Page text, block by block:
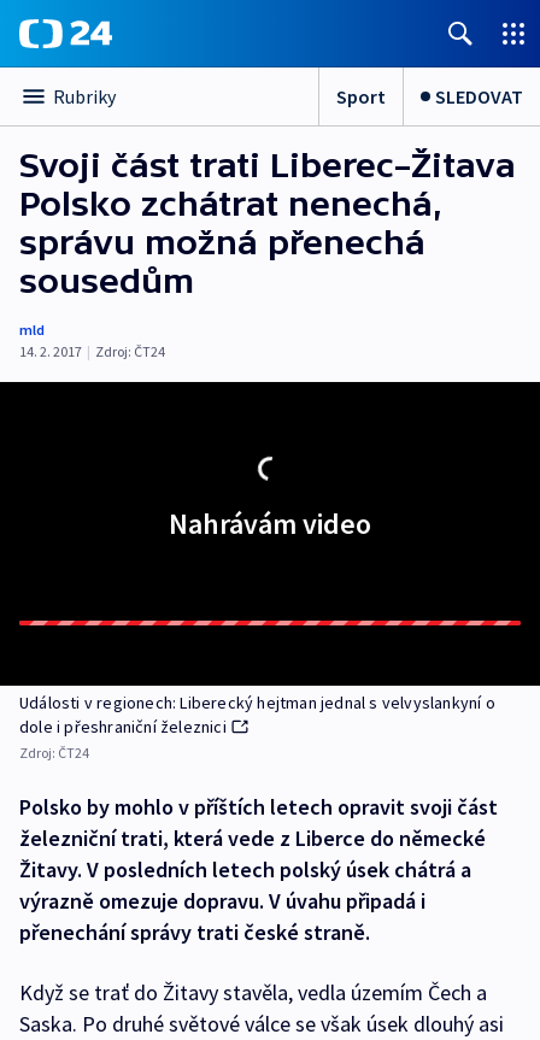
Rubriky Sport SLEDOVAT
Svoji část trati Liberec–Žitava
Polsko zchátrat nenechá,
správu možná přenechá
sousedům
mld
14. 2. 2017 | Zdroj: ČT24
Nahrávám video
Události v regionech: Liberecký hejtman jednal s velvyslankyní o
dole i přeshraniční železnici
Zdroj: ČT24
Polsko by mohlo v příštích letech opravit svoji část
železniční trati, která vede z Liberce do německé
Žitavy. V posledních letech polský úsek chátrá a
výrazně omezuje dopravu. V úvahu připadá i
přenechání správy trati české straně.
Když se trať do Žitavy stavěla, vedla územím Čech a
Saska. Po druhé světové válce se však úsek dlouhý asi